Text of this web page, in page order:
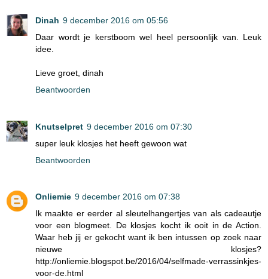
Dinah 9 december 2016 om 05:56
Daar wordt je kerstboom wel heel persoonlijk van. Leuk
idee.
Lieve groet, dinah
Beantwoorden
Knutselpret 9 december 2016 om 07:30
super leuk klosjes het heeft gewoon wat
Beantwoorden
Onliemie 9 december 2016 om 07:38
Ik maakte er eerder al sleutelhangertjes van als cadeautje
voor een blogmeet. De klosjes kocht ik ooit in de Action.
Waar heb jij er gekocht want ik ben intussen op zoek naar
nieuwe klosjes?
http://onliemie.blogspot.be/2016/04/selfmade-verrassinkjes-
voor-de.html